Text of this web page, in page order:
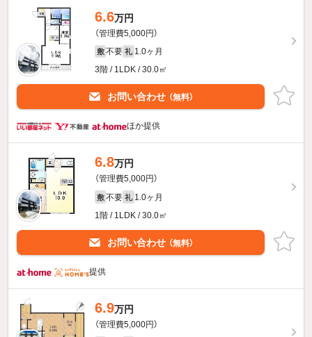
6.6万円
（管理費5,000円）
敷 不要 礼 1.0ヶ月
3階 / 1LDK / 30.0㎡
お問い合わせ （無料）
ほか提供
6.8万円
（管理費5,000円）
敷 不要 礼 1.0ヶ月
1階 / 1LDK / 30.0㎡
お問い合わせ （無料）
提供
6.9万円
（管理費5,000円）